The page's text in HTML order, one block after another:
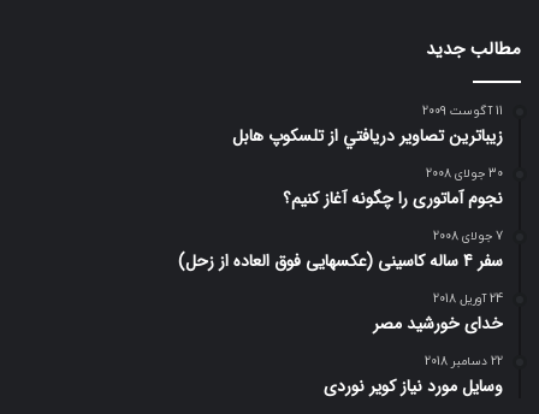
مطالب جدید
11 آگوست 2009
زيباترين تصاوير دريافتي از تلسكوپ هابل
30 جولای 2008
نجوم آماتوری را چگونه آغاز کنیم؟
7 جولای 2008
سفر 4 ساله کاسینی (عکسهایی فوق العاده از زحل)
24 آوریل 2018
خدای خورشید مصر
22 دسامبر 2018
وسایل مورد نیاز کویر نوردی